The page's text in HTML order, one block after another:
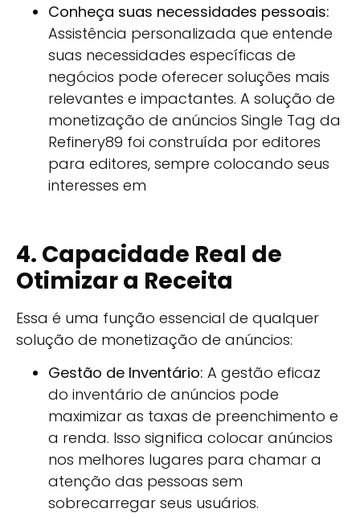
Conheça suas necessidades pessoais:
Assistência personalizada que entende
suas necessidades específicas de
negócios pode oferecer soluções mais
relevantes e impactantes. A solução de
monetização de anúncios Single Tag da
Refinery89 foi construída por editores
para editores, sempre colocando seus
interesses em
4. Capacidade Real de
Otimizar a Receita
Essa é uma função essencial de qualquer
solução de monetização de anúncios:
Gestão de Inventário: A gestão eficaz
do inventário de anúncios pode
maximizar as taxas de preenchimento e
a renda. Isso significa colocar anúncios
nos melhores lugares para chamar a
atenção das pessoas sem
sobrecarregar seus usuários.